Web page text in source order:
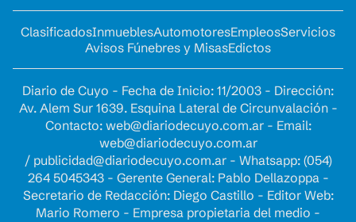
ClasificadosInmueblesAutomotoresEmpleosServicios
Avisos Fúnebres y MisasEdictos
Diario de Cuyo - Fecha de Inicio: 11/2003 - Dirección:
Av. Alem Sur 1639. Esquina Lateral de Circunvalación -
Contacto: web@diariodecuyo.com.ar- Email:
web@diariodecuyo.com.ar
/ publicidad@diariodecuyo.com.ar- Whatsapp: (054)
264 5045343 - Gerente General: Pablo Dellazoppa -
Secretario de Redacción: Diego Castillo - Editor Web:
Mario Romero - Empresa propietaria del medio -